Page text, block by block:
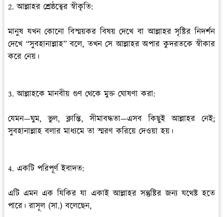
2. আল্লাহর শ্রেষ্ঠত্বের স্বীকৃতি:
মানুষ যখন কোনো বিস্ময়কর বিষয় দেখে বা আল্লাহর সৃষ্টির নিদর্শন
দেখে “সুবহানাল্লাহ” বলে, তখন সে আল্লাহর অপার কুদরতকে স্বীকার
করে নেয়।
3. আল্লাহকে মানবীয় গুণ থেকে মুক্ত ঘোষণা করা:
যেমন—ঘুম, ভুল, ক্লান্তি, সীমাবদ্ধতা—এসব কিছুই আল্লাহর নেই;
সুবহানাল্লাহ বলার মাধ্যমে তা স্মরণ করিয়ে দেওয়া হয়।
4. একটি পরিপূর্ণ ইবাদত:
এটি এমন এক যিকির যা একাই আল্লাহর সন্তুষ্টির জন্য যথেষ্ট হতে
পারে। রাসূল (সা.) বলেছেন,